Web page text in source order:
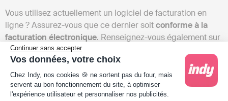
Continuer sans accepter
Vos données, votre choix
Plateforme de Gestion du Consentement :
Chez Indy, nos cookies 🍪 ne sortent pas du four, mais
servent au bon fonctionnement du site, à optimiser
l'expérience utilisateur et personnaliser nos publicités.
Vous utilisez actuellement un logiciel de facturation en
ligne ? Assurez-vous que ce dernier soitconforme à la
facturation électronique. Renseignez-vous également sur
le fait que les tarifs et fonctionnalités n’évoluent pas en
conséquence.